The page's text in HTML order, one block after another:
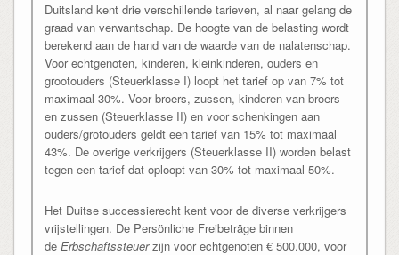
Duitsland kent drie verschillende tarieven, al naar gelang de
graad van verwantschap. De hoogte van de belasting wordt
berekend aan de hand van de waarde van de nalatenschap.
Voor echtgenoten, kinderen, kleinkinderen, ouders en
grootouders (Steuerklasse I) loopt het tarief op van 7% tot
maximaal 30%. Voor broers, zussen, kinderen van broers
en zussen (Steuerklasse II) en voor schenkingen aan
ouders/grotouders geldt een tarief van 15% tot maximaal
43%. De overige verkrijgers (Steuerklasse II) worden belast
tegen een tarief dat oploopt van 30% tot maximaal 50%.
Het Duitse successierecht kent voor de diverse verkrijgers
vrijstellingen. De Persönliche Freibeträge binnen
de Erbschaftssteuerzijn voor echtgenoten € 500.000, voor